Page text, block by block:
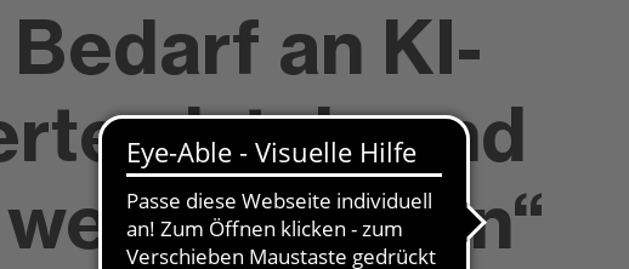
Bedarf an KI-
ist da und
steigen“